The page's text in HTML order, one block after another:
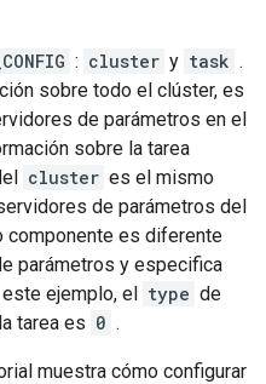
: cluster y task .
sobre todo el clúster, es
de parámetros en el
sobre la tarea
cluster es el mismo
de parámetros del
componente es diferente
parámetros y especifica
este ejemplo, el type de
la tarea es 0 .
muestra cómo configurar